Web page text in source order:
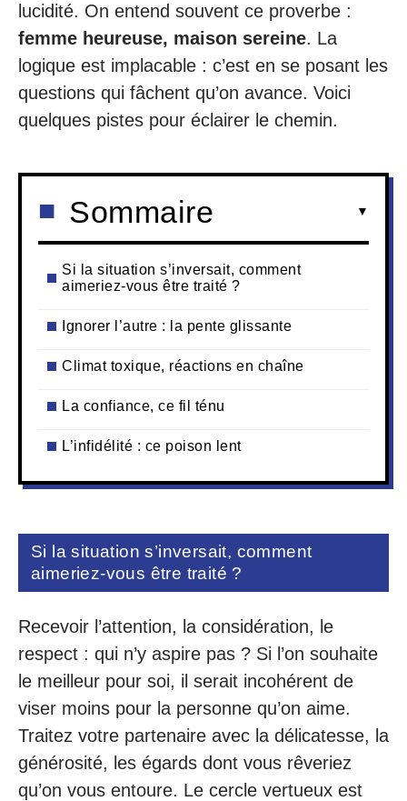
lucidité. On entend souvent ce proverbe :
femme heureuse, maison sereine. La
logique est implacable : c’est en se posant les
questions qui fâchent qu’on avance. Voici
quelques pistes pour éclairer le chemin.
Sommaire
Si la situation s’inversait, comment
aimeriez-vous être traité ?
Ignorer l’autre : la pente glissante
Climat toxique, réactions en chaîne
La confiance, ce fil ténu
L’infidélité : ce poison lent
Si la situation s’inversait, comment
aimeriez-vous être traité ?
Recevoir l’attention, la considération, le
respect : qui n’y aspire pas ? Si l’on souhaite
le meilleur pour soi, il serait incohérent de
viser moins pour la personne qu’on aime.
Traitez votre partenaire avec la délicatesse, la
générosité, les égards dont vous rêveriez
qu’on vous entoure. Le cercle vertueux est